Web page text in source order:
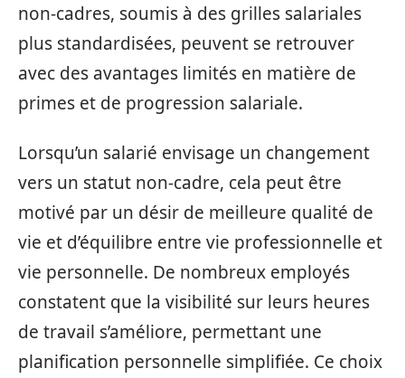
non-cadres, soumis à des grilles salariales
plus standardisées, peuvent se retrouver
avec des avantages limités en matière de
primes et de progression salariale.
Lorsqu’un salarié envisage un changement
vers un statut non-cadre, cela peut être
motivé par un désir de meilleure qualité de
vie et d’équilibre entre vie professionnelle et
vie personnelle. De nombreux employés
constatent que la visibilité sur leurs heures
de travail s’améliore, permettant une
planification personnelle simplifiée. Ce choix